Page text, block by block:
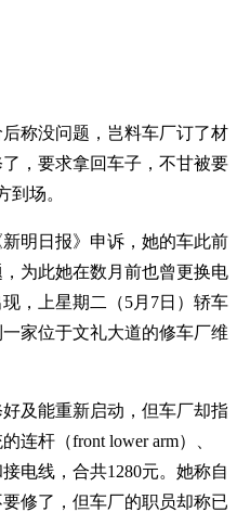
称没问题，岂料车厂订了材
，要求拿回车子，不甘被要
到场。
明日报》申诉，她的车此前
为此她在数月前也曾更换电
，上星期二（5月7日）轿车
家位于文礼大道的修车厂维
及能重新启动，但车厂却指
连杆（front lower arm）、
电线，合共1280元。她称自
修了，但车厂的职员却称已